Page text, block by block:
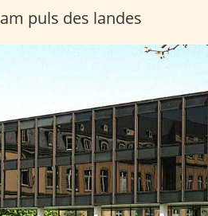
am puls des landes